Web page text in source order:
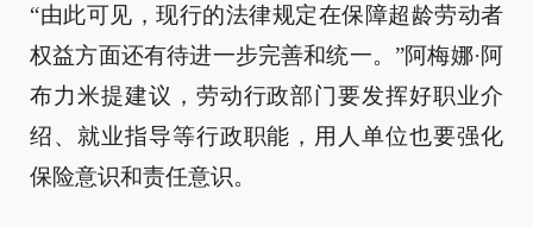
“由此可见，现行的法律规定在保障超龄劳动者
权益方面还有待进一步完善和统一。”阿梅娜·阿
布力米提建议，劳动行政部门要发挥好职业介
绍、就业指导等行政职能，用人单位也要强化
保险意识和责任意识。